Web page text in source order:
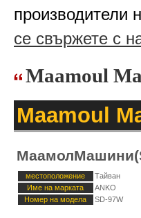
производители
се свържете с
Maamoul
Maamoul
местоположение
Тайван
Име на марката
ANKO
Номер на модела
SD-97W